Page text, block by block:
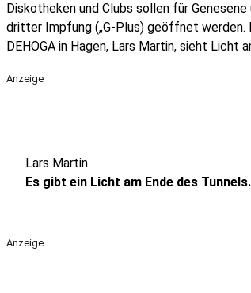
Diskotheken und Clubs sollen für
dritter Impfung („G-Plus) geöffnet
DEHOGA in Hagen, Lars Martin, sieht Licht
Anzeige
Lars Martin
Es gibt ein Licht am Ende des Tunnels.
Anzeige